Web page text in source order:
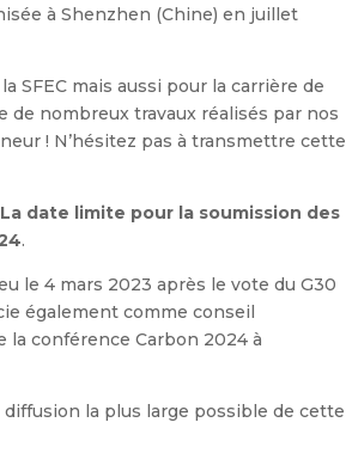
à Shenzhen (Chine) en juillet
SFEC mais aussi pour la carrière de
de nombreux travaux réalisés par nos
! N’hésitez pas à transmettre cette
La date limite pour la soumission des
.
le 4 mars 2023 après le vote du G30
également comme conseil
la conférence Carbon 2024 à
diffusion la plus large possible de cette